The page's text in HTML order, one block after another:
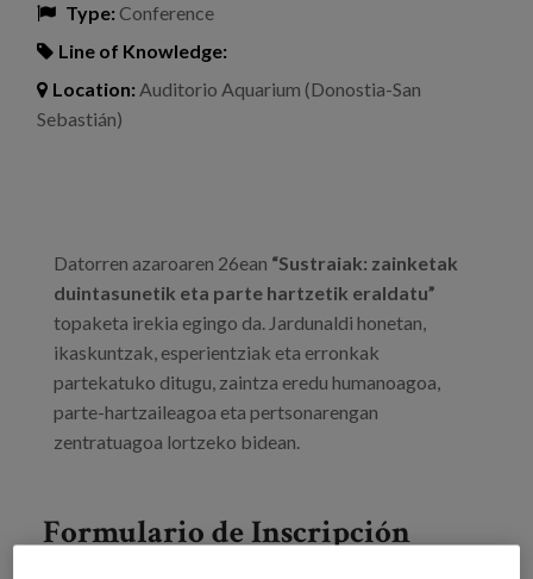
Type:Conference
Line of Knowledge:
Location: Auditorio Aquarium (Donostia-San
Sebastián)
​Datorren azaroaren 26ean “Sustraiak: zainketak
duintasunetik eta parte hartzetik eraldatu”
topaketa irekia egingo da. Jardunaldi honetan,
ikaskuntzak, esperientziak eta erronkak
partekatuko ditugu, zaintza eredu humanoagoa,
parte-hartzaileagoa eta pertsonarengan
zentratuagoa lortzeko bidean.
Formulario de Inscripción